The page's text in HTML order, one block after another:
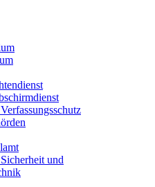
und